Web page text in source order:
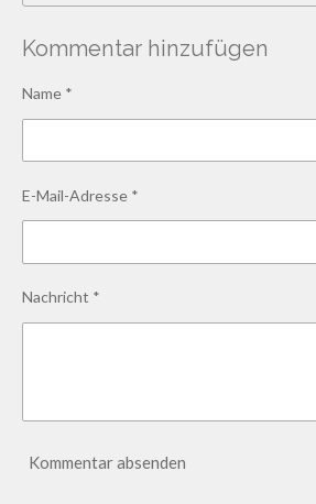
Kommentar hinzufügen
Name *
E-Mail-Adresse *
Nachricht *
Kommentar absenden